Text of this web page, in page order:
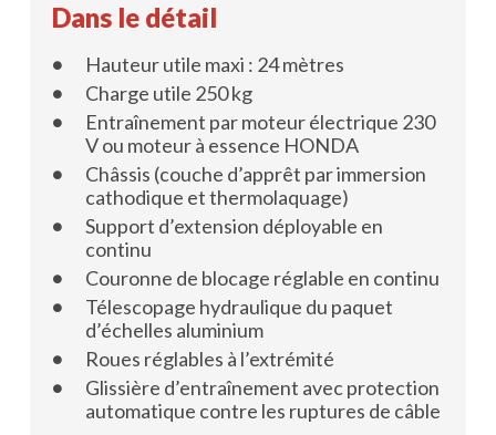
Dans le détail
Hauteur utile maxi : 24 mètres
Charge utile 250 kg
Entraînement par moteur électrique 230
V ou moteur à essence HONDA
Châssis (couche d’apprêt par immersion
cathodique et thermolaquage)
Support d’extension déployable en
continu
Couronne de blocage réglable en continu
Télescopage hydraulique du paquet
d’échelles aluminium
Roues réglables à l’extrémité
Glissière d’entraînement avec protection
automatique contre les ruptures de câble